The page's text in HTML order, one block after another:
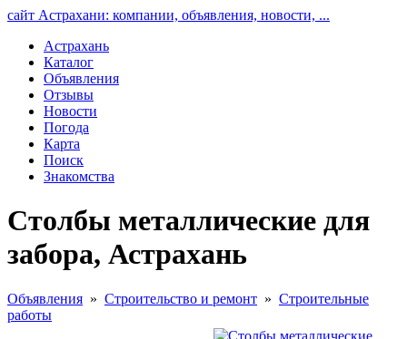
сайт Астрахани: компании, объявления, новости, ...
Астрахань
Каталог
Объявления
Отзывы
Новости
Погода
Карта
Поиск
Знакомства
Столбы металлические для
забора, Астрахань
Объявления » Строительство и ремонт » Строительные
работы